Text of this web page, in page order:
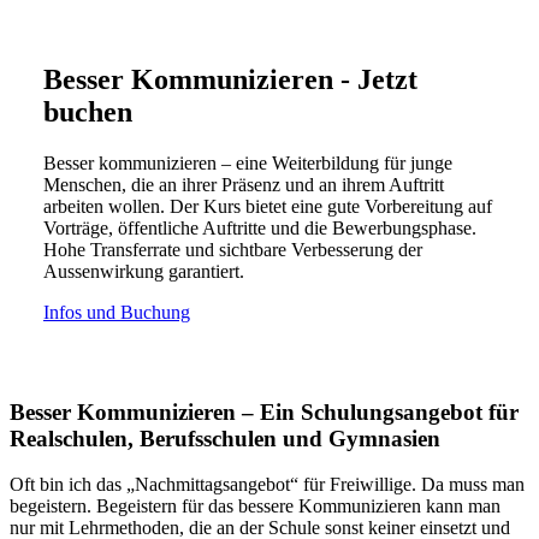
Besser Kommunizieren - Jetzt
buchen
Besser kommunizieren – eine Weiterbildung für junge
Menschen, die an ihrer Präsenz und an ihrem Auftritt
arbeiten wollen. Der Kurs bietet eine gute Vorbereitung auf
Vorträge, öffentliche Auftritte und die Bewerbungsphase.
Hohe Transferrate und sichtbare Verbesserung der
Aussenwirkung garantiert.
Infos und Buchung
Besser Kommunizieren – Ein Schulungsangebot für
Realschulen, Berufsschulen und Gymnasien
Oft bin ich das „Nachmittagsangebot“ für Freiwillige. Da muss man
begeistern. Begeistern für das bessere Kommunizieren kann man
nur mit Lehrmethoden, die an der Schule sonst keiner einsetzt und